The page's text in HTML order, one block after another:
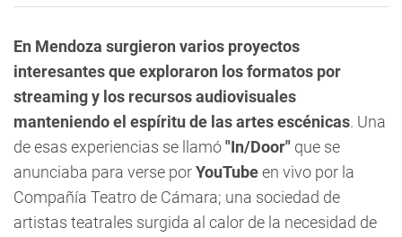
En Mendoza surgieron varios proyectos
interesantes que exploraron los formatos por
streaming y los recursos audiovisuales
manteniendo el espíritu de las artes escénicas. Una
de esas experiencias se llamó"In/Door" que se
anunciaba para verse porYouTubeen vivo por la
Compañía Teatro de Cámara; una sociedad de
artistas teatrales surgida al calor de la necesidad de